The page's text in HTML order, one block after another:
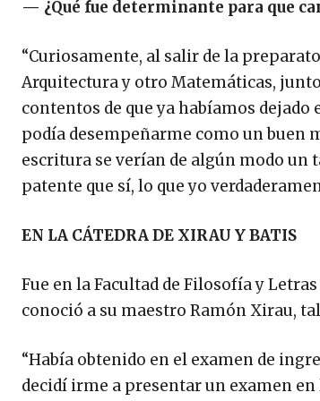
— ¿Qué fue determinante para que
“Curiosamente, al salir de la
Arquitectura y otro Matemáticas,
contentos de que ya habíamos
podía desempeñarme como un buen
escritura se verían de algún modo un
patente que sí, lo que yo
EN LA CÁTEDRA DE XIRAU Y BATIS
Fue en la Facultad de Filosofía y
conoció a su maestro Ramón Xirau,
“Había obtenido en el examen de
decidí irme a presentar un examen